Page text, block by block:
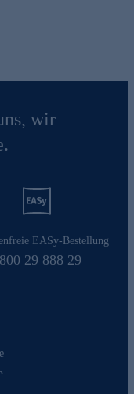
wir
EASy-Bestellung
29 888 29